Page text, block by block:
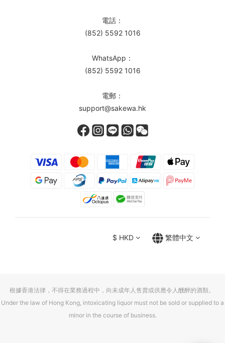
電話：
(852) 5592 1016
WhatsApp：
(852) 5592 1016
電郵：
support@sakewa.hk
$ HKD 繁體中文
根據香港法律，不得在業務過程中，向未成年人售賣或供應令人醺醉的酒類。
Under the law of Hong Kong, intoxicating liquor must not be sold or supplied to a
minor in the course of business.